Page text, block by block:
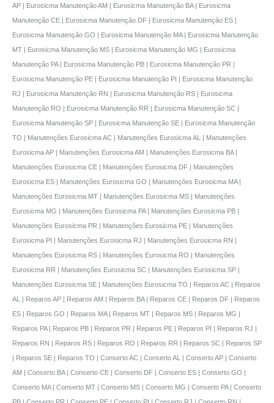
AP | Eurosicma Manutenção AM | Eurosicma Manutenção BA | Eurosicma
Manutenção CE | Eurosicma Manutenção DF | Eurosicma Manutenção ES |
Eurosicma Manutenção GO | Eurosicma Manutenção MA | Eurosicma Manutenção
MT | Eurosicma Manutenção MS | Eurosicma Manutenção MG | Eurosicma
Manutenção PA | Eurosicma Manutenção PB | Eurosicma Manutenção PR |
Eurosicma Manutenção PE | Eurosicma Manutenção PI | Eurosicma Manutenção
RJ | Eurosicma Manutenção RN | Eurosicma Manutenção RS | Eurosicma
Manutenção RO | Eurosicma Manutenção RR | Eurosicma Manutenção SC |
Eurosicma Manutenção SP | Eurosicma Manutenção SE | Eurosicma Manutenção
TO | Manutenções Eurosicma AC | Manutenções Eurosicma AL | Manutenções
Eurosicma AP | Manutenções Eurosicma AM | Manutenções Eurosicma BA |
Manutenções Eurosicma CE | Manutenções Eurosicma DF | Manutenções
Eurosicma ES | Manutenções Eurosicma GO | Manutenções Eurosicma MA |
Manutenções Eurosicma MT | Manutenções Eurosicma MS | Manutenções
Eurosicma MG | Manutenções Eurosicma PA | Manutenções Eurosicma PB |
Manutenções Eurosicma PR | Manutenções Eurosicma PE | Manutenções
Eurosicma PI | Manutenções Eurosicma RJ | Manutenções Eurosicma RN |
Manutenções Eurosicma RS | Manutenções Eurosicma RO | Manutenções
Eurosicma RR | Manutenções Eurosicma SC | Manutenções Eurosicma SP |
Manutenções Eurosicma SE | Manutenções Eurosicma TO | Reparos AC | Reparos
AL | Reparos AP | Reparos AM | Reparos BA | Reparos CE | Reparos DF | Reparos
ES | Reparos GO | Reparos MA | Reparos MT | Reparos MS | Reparos MG |
Reparos PA | Reparos PB | Reparos PR | Reparos PE | Reparos PI | Reparos RJ |
Reparos RN | Reparos RS | Reparos RO | Reparos RR | Reparos SC | Reparos SP
| Reparos SE | Reparos TO | Conserto AC | Conserto AL | Conserto AP | Conserto
AM | Conserto BA | Conserto CE | Conserto DF | Conserto ES | Conserto GO |
Conserto MA | Conserto MT | Conserto MS | Conserto MG | Conserto PA | Conserto
PB | Conserto PR | Conserto PE | Conserto PI | Conserto RJ | Conserto RN |